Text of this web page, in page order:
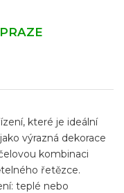
které je ideální
výrazná dekorace
kombinaci
řetězce.
teplé nebo